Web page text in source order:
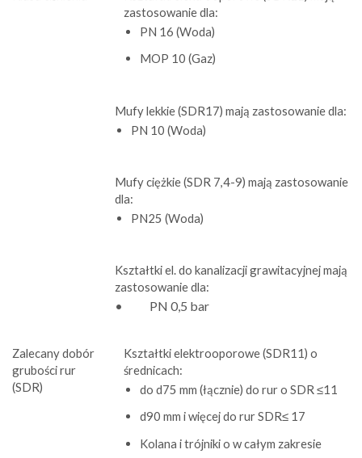
zastosowanie dla:
PN 16 (Woda)
MOP 10 (Gaz)
Mufy lekkie (SDR17) mają zastosowanie dla:
PN 10 (Woda)
Mufy ciężkie (SDR 7,4-9) mają zastosowanie
dla:
PN25 (Woda)
Kształtki el. do kanalizacji grawitacyjnej mają
zastosowanie dla:
• PN 0,5 bar
Zalecany dobór
grubości rur
(SDR)
Kształtki elektrooporowe (SDR11) o
średnicach:
do d75 mm (łącznie) do rur o SDR ≤11
d90 mm i więcej do rur SDR≤ 17
Kolana i trójniki o w całym zakresie